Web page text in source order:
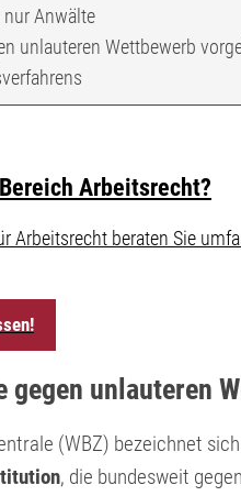
Anwälte
unlauteren Wettbewerb
Arbeitsrecht?
Arbeitsrecht beraten Sie
unlauteren
(WBZ) bezeichnet
, die bundesweit